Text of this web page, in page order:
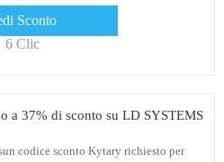
Sconto
6 Clic
a 37% di sconto su LD SYSTEMS
codice sconto Kytary richiesto per